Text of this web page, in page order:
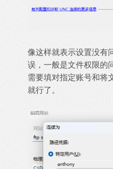
像这样就表示设置没有
误，一般是文件权限的
需要填对指定账号和将
就行了。